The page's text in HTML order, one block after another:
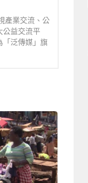
產業交流、公
公益交流平
「泛傳媒」旗